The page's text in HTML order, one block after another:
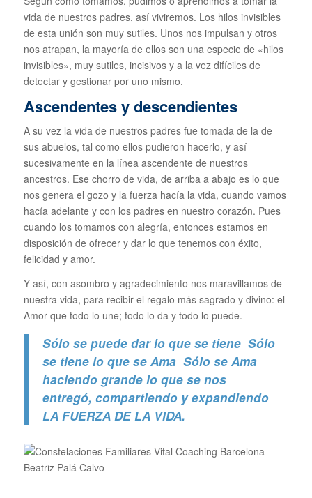
vida de nuestros padres, así viviremos. Los hilos invisibles
de esta unión son muy sutiles. Unos nos impulsan y otros
nos atrapan, la mayoría de ellos son una especie de «hilos
invisibles», muy sutiles, incisivos y a la vez difíciles de
detectar y gestionar por uno mismo.
Ascendentes y descendientes
A su vez la vida de nuestros padres fue tomada de la de
sus abuelos, tal como ellos pudieron hacerlo, y así
sucesivamente en la línea ascendente de nuestros
ancestros. Ese chorro de vida, de arriba a abajo es lo que
nos genera el gozo y la fuerza hacía la vida, cuando vamos
hacía adelante y con los padres en nuestro corazón. Pues
cuando los tomamos con alegría, entonces estamos en
disposición de ofrecer y dar lo que tenemos con éxito,
felicidad y amor.
Y así, con asombro y agradecimiento nos maravillamos de
nuestra vida, para recibir el regalo más sagrado y divino: el
Amor que todo lo une; todo lo da y todo lo puede.
Sólo se puede dar lo que se tiene Sólo
se tiene lo que se Ama Sólo se Ama
haciendo grande lo que se nos
entregó, compartiendo y expandiendo
LA FUERZA DE LA VIDA.